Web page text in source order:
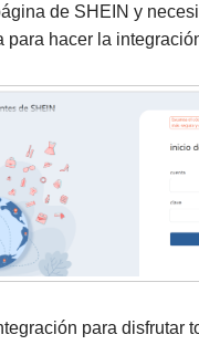
de SHEIN y
para hacer la
para disfrutar